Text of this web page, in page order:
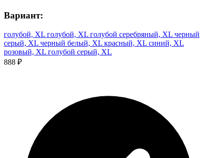
Вариант:
голубой, XL голубой, XL голубой серебряный, XL черный
серый, XL черный белый, XL красный, XL синий, XL
розовый, XL голубой серый, XL
888 ₽